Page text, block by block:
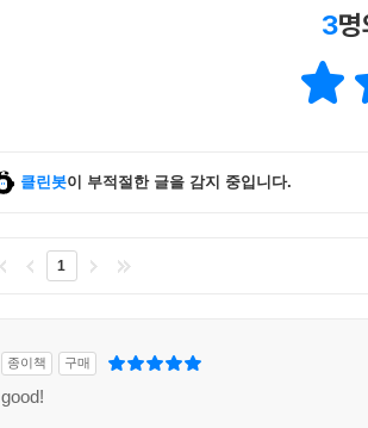
3
클린봇이 부적절한 글을 감지 중입니다.
1
종이책 구매
good!